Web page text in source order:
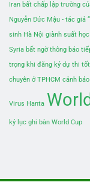
Iran bất chấp lập trường
Nguyễn Đức Mậu - tác giả
sinh Hà Nội giành suất
Syria bất ngờ thông báo
trọng khi đăng ký dự thi
chuyên ở TPHCM cảnh
Virus Hanta
kỷ lục ghi bàn World Cup